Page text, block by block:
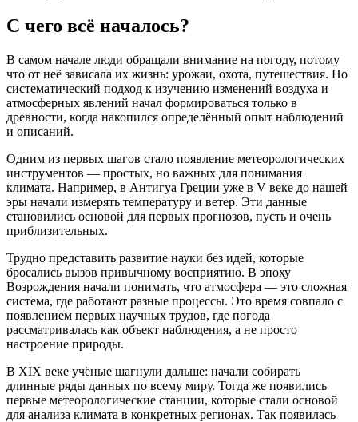
С чего всё началось?
В самом начале люди обращали внимание на погоду, потому
что от неё зависала их жизнь: урожаи, охота, путешествия. Но
систематический подход к изучению изменений воздуха и
атмосферных явлений начал формироваться только в
древности, когда накопился определённый опыт наблюдений
и описаний.
Одним из первых шагов стало появление метеорологических
инструментов — простых, но важных для понимания
климата. Например, в Антигуа Греции уже в V веке до нашей
эры начали измерять температуру и ветер. Эти данные
становились основой для первых прогнозов, пусть и очень
приблизительных.
Трудно представить развитие науки без идей, которые
бросались вызов привычному восприятию. В эпоху
Возрождения начали понимать, что атмосфера — это сложная
система, где работают разные процессы. Это время совпало с
появлением первых научных трудов, где погода
рассматривалась как объект наблюдения, а не просто
настроение природы.
В XIX веке учёные шагнули дальше: начали собирать
длинные ряды данных по всему миру. Тогда же появились
первые метеорологические станции, которые стали основой
для анализа климата в конкретных регионах. Так появилась